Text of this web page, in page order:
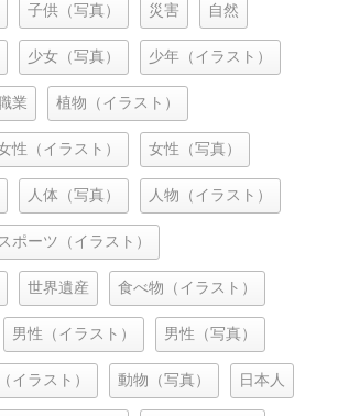
子供（写真） 災害 自然
少女（写真） 少年（イラスト）
業 植物（イラスト）
性（イラスト） 女性（写真）
人体（写真） 人物（イラスト）
スポーツ（イラスト）
世界遺産 食べ物（イラスト）
男性（イラスト） 男性（写真）
イラスト） 動物（写真） 日本人